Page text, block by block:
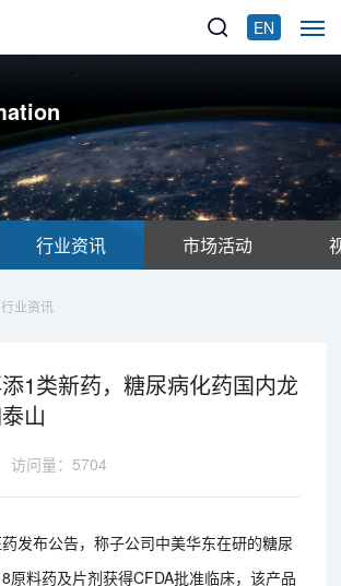
EN
行业资讯 市场活动
行业资讯
1类新药，糖尿病化药国内龙
山
访问量：5704
发布公告，称子公司中美华东在研的糖尿
原料药及片剂获得CFDA批准临床，该产品